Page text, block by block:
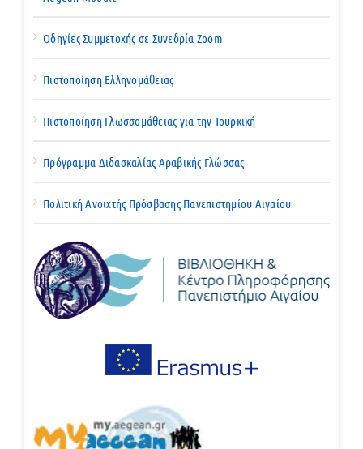
Οδηγίες Συμμετοχής σε Συνεδρία Zoom
Πιστοποίηση Ελληνομάθειας
Πιστοποίηση Γλωσσομάθειας για την Τουρκική
Πρόγραμμα Διδασκαλίας Αραβικής Γλώσσας
Πολιτική Ανοιχτής Πρόσβασης Πανεπιστημίου Αιγαίου